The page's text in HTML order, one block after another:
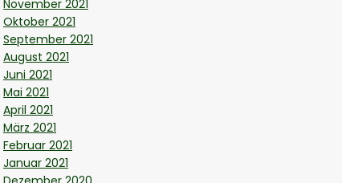
November 2021
Oktober 2021
September 2021
August 2021
Juni 2021
Mai 2021
April 2021
März 2021
Februar 2021
Januar 2021